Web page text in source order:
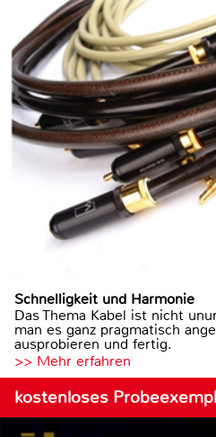
Schnelligkeit und Harmonie
Das Thema Kabel ist nicht
man es ganz pragmatisch
ausprobieren und fertig.
>> Mehr erfahren
kostenloses